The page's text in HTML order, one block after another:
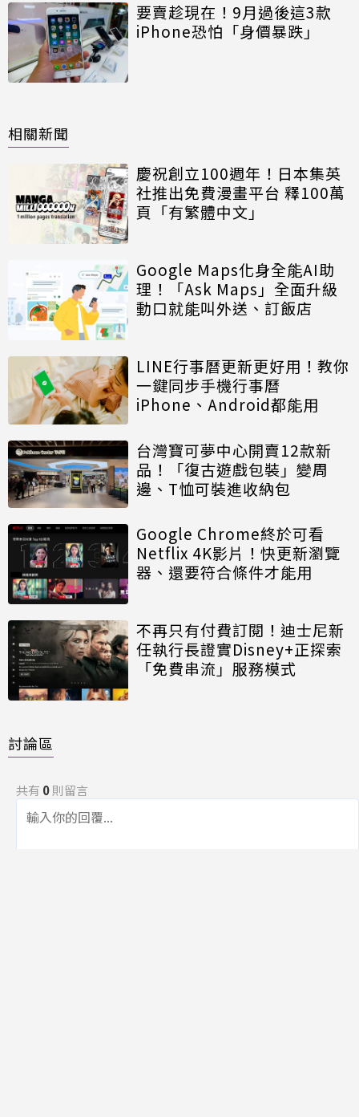
要賣趁現在！9月過後這3款
iPhone恐怕「身價暴跌」
相關新聞
慶祝創立100週年！日本集英
社推出免費漫畫平台 釋100萬
頁「有繁體中文」
Google Maps化身全能AI助
理！「Ask Maps」全面升級
動口就能叫外送、訂飯店
LINE行事曆更新更好用！教你
一鍵同步手機行事曆
iPhone、Android都能用
台灣寶可夢中心開賣12款新
品！「復古遊戲包裝」變周
邊、T恤可裝進收納包
Google Chrome終於可看
Netflix 4K影片！快更新瀏覽
器、還要符合條件才能用
不再只有付費訂閱！迪士尼新
任執行長證實Disney+正探索
「免費串流」服務模式
討論區
共有 0則留言